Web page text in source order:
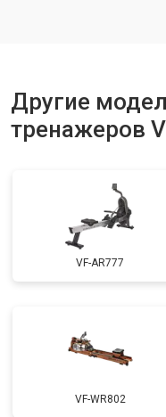
Другие
тренажеров
VF-AR777
VF-WR802